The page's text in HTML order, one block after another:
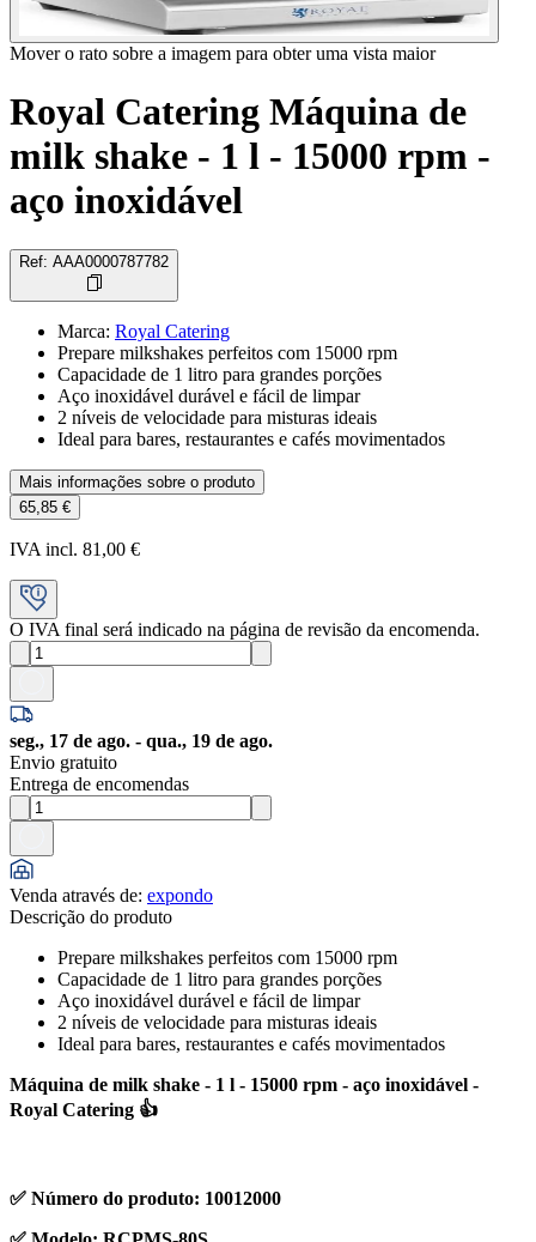
Mover o rato sobre a imagem para obter uma vista maior
Royal Catering Máquina de
milk shake - 1 l - 15000 rpm -
aço inoxidável
Ref: AAA0000787782
Marca: Royal Catering
Prepare milkshakes perfeitos com 15000 rpm
Capacidade de 1 litro para grandes porções
Aço inoxidável durável e fácil de limpar
2 níveis de velocidade para misturas ideais
Ideal para bares, restaurantes e cafés movimentados
Mais informações sobre o produto
65,85 €
IVA incl. 81,00 €
O IVA final será indicado na página de revisão da encomenda.
seg., 17 de ago. - qua., 19 de ago.
Envio gratuito
Entrega de encomendas
Venda através de: expondo
Descrição do produto
Prepare milkshakes perfeitos com 15000 rpm
Capacidade de 1 litro para grandes porções
Aço inoxidável durável e fácil de limpar
2 níveis de velocidade para misturas ideais
Ideal para bares, restaurantes e cafés movimentados
Máquina de milk shake - 1 l - 15000 rpm - aço inoxidável -
Royal Catering 👍
✅ Número do produto: 10012000